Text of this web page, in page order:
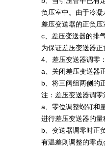
负压室中。由于冷
差压变送器的正负
c、差压变送器的排
为保证差压变送器
4、差压变送器调零
a、关闭差压变送器
b、将三阀组两侧的
注：差压变送器调
a、零位调整螺钉和
进行差压变送器的
b、变送器调零时正
有温差则调整的零